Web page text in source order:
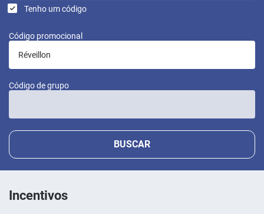
Tenho um código
Código promocional
Código de grupo
BUSCAR
Incentivos